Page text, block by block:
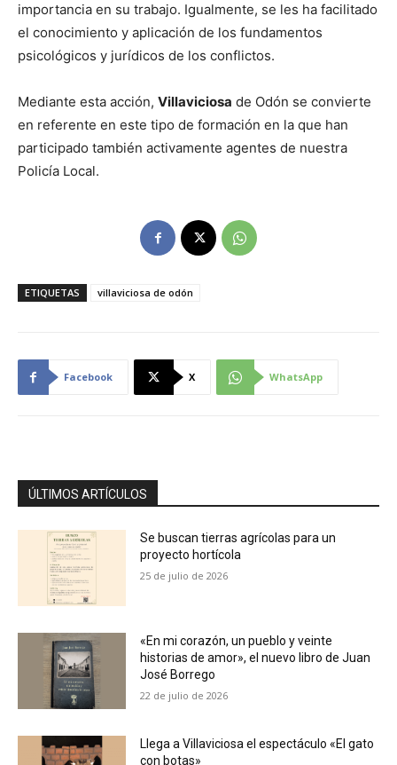
importancia en su trabajo. Igualmente, se les ha facilitado
el conocimiento y aplicación de los fundamentos
psicológicos y jurídicos de los conflictos.
Mediante esta acción, Villaviciosa de Odón se convierte
en referente en este tipo de formación en la que han
participado también activamente agentes de nuestra
Policía Local.
ETIQUETAS villaviciosa de odón
Facebook X WhatsApp
ÚLTIMOS ARTÍCULOS
Se buscan tierras agrícolas para un
proyecto hortícola
25 de julio de 2026
«En mi corazón, un pueblo y veinte
historias de amor», el nuevo libro de Juan
José Borrego
22 de julio de 2026
Llega a Villaviciosa el espectáculo «El gato
con botas»